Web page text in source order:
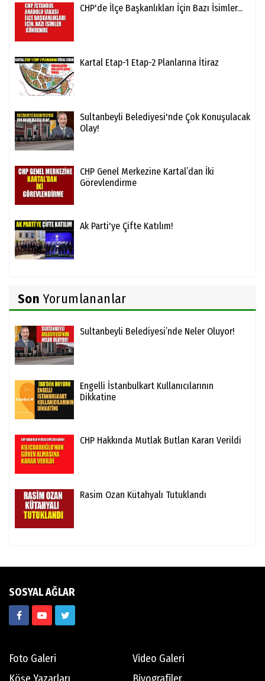
CHP'de İlçe Başkanlıkları İçin Bazı İsimler...
Kartal Etap-1 Etap-2 Planlarına İtiraz
Sultanbeyli Belediyesi'nde Çok Konuşulacak
Olay!
CHP Genel Merkezine Kartal’dan İki
Görevlendirme
Ak Parti'ye Çifte Katılım!
Son Yorumlananlar
Sultanbeyli Belediyesi’nde Neler Oluyor!
Engelli İstanbulkart Kullanıcılarının
Dikkatine
CHP Hakkında Mutlak Butlan Kararı Verildi
Rasim Ozan Kütahyalı Tutuklandı
SOSYAL AĞLAR
Foto Galeri
Video Galeri